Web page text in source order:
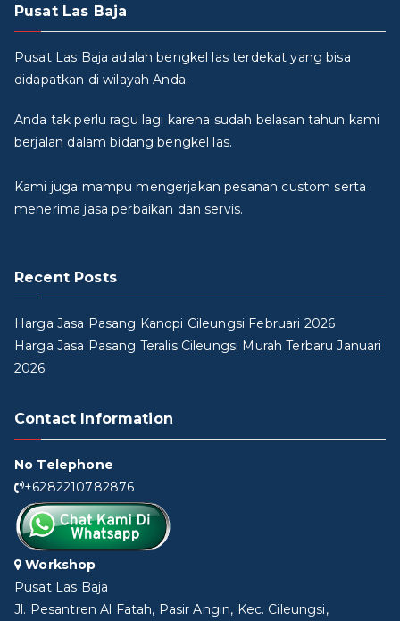
Pusat Las Baja
Pusat Las Baja adalah bengkel las terdekat yang bisa
didapatkan di wilayah Anda.
Anda tak perlu ragu lagi karena sudah belasan tahun kami
berjalan dalam bidang bengkel las.
Kami juga mampu mengerjakan pesanan custom serta
menerima jasa perbaikan dan servis.
Recent Posts
Harga Jasa Pasang Kanopi Cileungsi Februari 2026
Harga Jasa Pasang Teralis Cileungsi Murah Terbaru Januari
2026
Contact Information
No Telephone
+6282210782876
Workshop
Pusat Las Baja
Jl. Pesantren Al Fatah, Pasir Angin, Kec. Cileungsi,